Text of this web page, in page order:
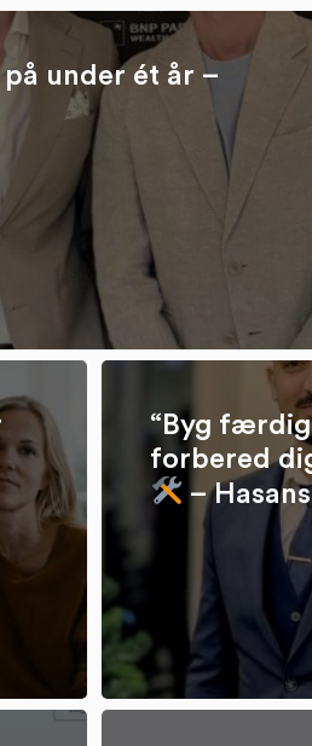
under ét år –
“Byg
forbered
–